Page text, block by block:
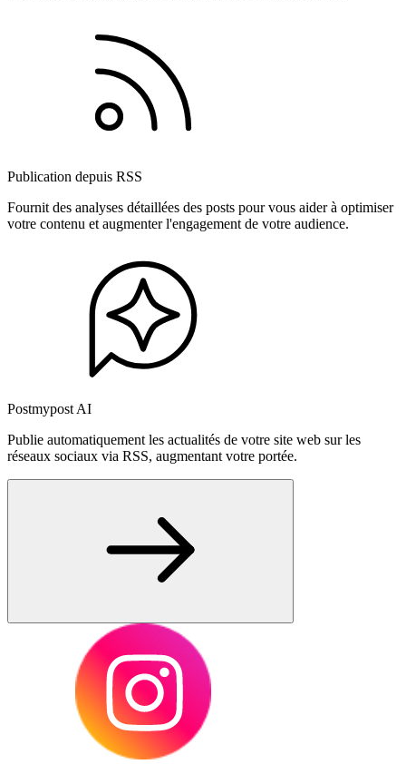
Publication depuis RSS
Fournit des analyses détaillées des posts pour vous aider à optimiser
votre contenu et augmenter l'engagement de votre audience.
Postmypost AI
Publie automatiquement les actualités de votre site web sur les
réseaux sociaux via RSS, augmentant votre portée.